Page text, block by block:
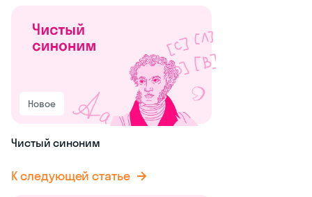
Новое
Чистый синоним
К следующей статье